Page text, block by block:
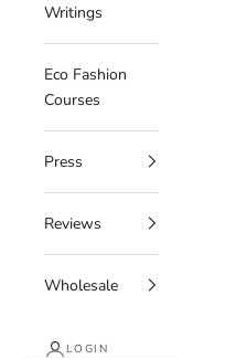
Writings
Eco Fashion
Courses
Press
Reviews
Wholesale
LOGIN